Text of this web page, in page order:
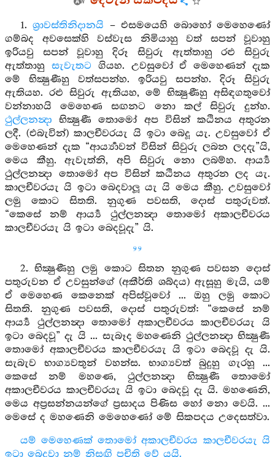
1.ශ්‍රාවස්තිනිදානයි – එසමයෙහි බොහෝ මෙහෙණෝ
ගම්බද අවසෙක්හි වස්වැස නිමියාහු වත් සපන් වූවාහු
ඉරියවු සපන් වූවාහු දිරූ සිවුරු ඇත්තාහු රළු සිවුරු
ඇත්තාහු සැවැතට ගියහ. උවසුවෝ ඒ මෙහෙණන් දැක
මේ භික්‍ෂුණීහු වත්සපන්හ. ඉරියවු සපන්හ. දිරූ සිවුරු
ඇතියහ. රළු සිවුරු ඇතියහ, මේ භික්‍ෂුණීහු අසිඳගතුවෝ
වන්නාහයි මෙහෙණ සඟනට නො කල් සිවුරු දුන්හ.
ථුල්ලනන්‍දා භික්‍ෂුණී තොමෝ අප විසින් කඨිනය අතුරන
ලදී. (එබැවින්) කාලචීවරයැ යි ඉටා බෙදූ යැ. උවසුවෝ ඒ
මෙහෙණන් දැක “ආර්‍ය්‍යාවන් විසින් සිවුරු ලබන ලදදැ”යි,
මෙය කීහු. ඇවැත්නි, අපි සිවුරු නො ලබම්හ. ආර්‍ය්‍ය
ථුල්ලනන්‍දා තොමෝ අප විසින් කඨිනය අතුරන ලද යැ.
කාලචීවරයැ යි ඉටා බෙදවාලූ යැ යි මෙය කීහු. උවසුවෝ
ලමු කොට සිතති. නුගුණ පවසති, දොස් පතුරුවත්.
“කෙසේ නම් ආර්‍ය්‍ය ථුල්ලනන්‍දා තොමෝ අකාලචීවරය
කාලචීවරයැ යි ඉටා බෙදවූදැ” යි.
99
2. භික්‍ෂුණීහු ලමු කොට සිතන නුගුණ පවසන දොස්
පතුරුවන ඒ උවසුන්ගේ (අකීර්ති ශබ්දය) ඇසූහු මැයි, යම්
ඒ මෙහෙණ කෙනෙක් අපිස්වූවෝ ... ඔහු ලමු කොට
සිතති. නුගුණ පවසති, දොස් පතුරුවත්: “කෙසේ නම්
ආර්‍ය්‍ය ථුල්ලනන්‍දා තොමෝ අකාලචීවරය කාලචීවරයැ යි
ඉටා බෙදවූ” දැ යි ... සැබෑද මහණෙනි ථුල්ලනන්‍දා භික්‍ෂුණී
තොමෝ අකාලචීවරය කාලචීවරයැ යි ඉටා බෙදවූ දැ යි.
සැබැව භාග්‍යවතුන් වහන්ස. භාග්‍යවත් බුදුහු ගැරහූ ...
කෙසේ නම් මහණෙ, ථුල්ලනන්‍දා භික්‍ෂුණී තොමෝ
අකාලචීවරය කාලචීවරයැ යි ඉටා බෙදවූ දැ යි. මහණෙනි,
මෙය අප්‍රසන්නයන්ගේ ප්‍රසාදය පිණිස හෝ නො වෙයි. ...
මෙසේ ද මහණෙනි මෙහෙණෝ මේ සිකපදය උදෙසත්වා.
යම් මෙහෙණක් තොමෝ අකාලචීවරය කාලචීවරයැ යි
ඉටා බෙදවා නම් නිසඟි පචිති වේ යයි.